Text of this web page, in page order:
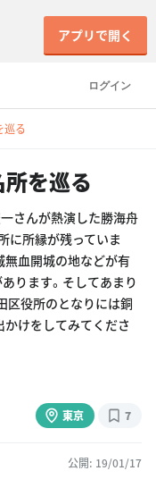
ログイン
アプリで開く
巡る
を巡る
さんが熱演した勝海舟
に所縁が残っていま
無血開城の地などが有
ります。そしてあまり
区役所のとなりには銅
けをしてみてくださ
東京 7
公開: 19/01/17